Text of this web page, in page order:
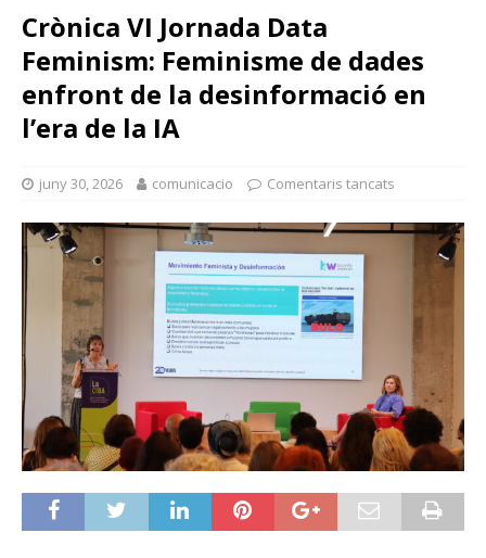
Crònica VI Jornada Data
Feminism: Feminisme de dades
enfront de la desinformació en
l’era de la IA
juny 30, 2026 comunicacio Comentaris tancats